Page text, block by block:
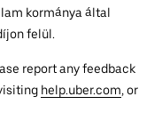
kormánya által
felül.
report any feedback
help.uber.com, or